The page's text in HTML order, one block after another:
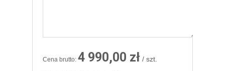
Cena brutto: 4 990,00 zł / szt.